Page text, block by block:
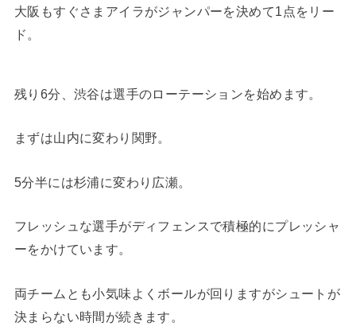
大阪もすぐさまアイラがジャンパーを決めて1点をリー
ド。
残り6分、渋谷は選手のローテーションを始めます。
まずは山内に変わり関野。
5分半には杉浦に変わり広瀬。
フレッシュな選手がディフェンスで積極的にプレッシャ
ーをかけています。
両チームとも小気味よくボールが回りますがシュートが
決まらない時間が続きます。